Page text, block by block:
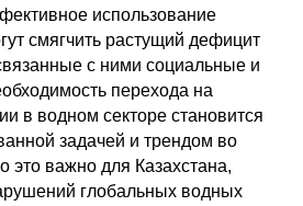
использование
смягчить растущий дефицит
с ними социальные и
перехода на
в водном секторе становится
задачей и трендом во
это важно для Казахстана,
глобальных водных